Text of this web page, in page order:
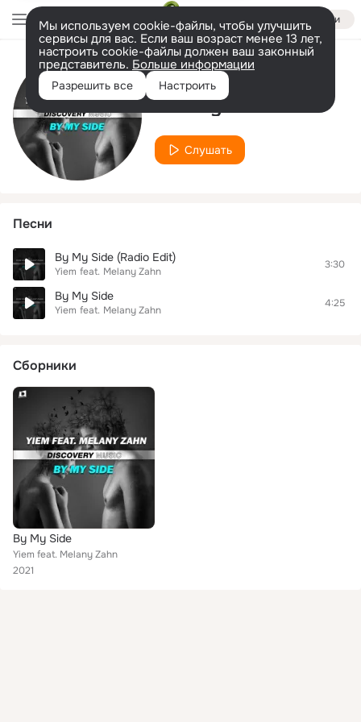
Войти
Мы используем cookie-файлы, чтобы улучшить
сервисы для вас. Если ваш возраст менее 13 лет,
настроить cookie-файлы должен ваш законный
представитель. Больше информации
Разрешить все Настроить
Исполнитель
Melany Zahn
Слушать
Песни
By My Side (Radio Edit)
Yiem feat. Melany Zahn
3:30
By My Side
Yiem feat. Melany Zahn
4:25
Сборники
By My Side
Yiem feat. Melany Zahn
2021